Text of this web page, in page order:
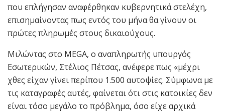
που επλήγησαν αναφέρθηκαν κυβερνητικά στελέχη,
επισημαίνοντας πως εντός του μήνα θα γίνουν οι
πρώτες πληρωμές στους δικαιούχους.
Μιλώντας στο MEGA, ο αναπληρωτής υπουργός
Εσωτερικών, Στέλιος Πέτσας, ανέφερε πως «μέχρι
χθες είχαν γίνει περίπου 1.500 αυτοψίες. Σύμφωνα με
τις καταγραφές αυτές, φαίνεται ότι στις κατοικίες δεν
είναι τόσο μεγάλο το πρόβλημα, όσο είχε αρχικά